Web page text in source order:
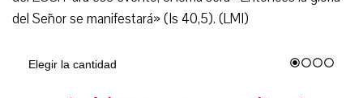
del Señor se manifestará» (Is 40,5). (LMI)